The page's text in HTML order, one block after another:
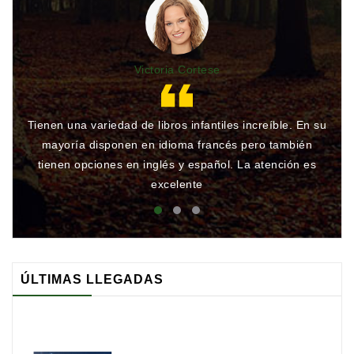
Victoria Cortese
Tienen una variedad de libros infantiles increíble. En su
mayoría disponen en idioma francés pero también
tienen opciones en inglés y español. La atención es
excelente
ÚLTIMAS LLEGADAS